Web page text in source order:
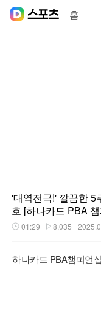
홈
'대역전극!' 깔끔한 5
호 [하나카드 PBA
01:29 8,035
하나카드 PBA챔피언